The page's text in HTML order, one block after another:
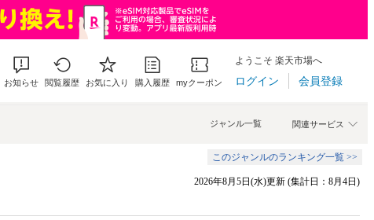
お知らせ 閲覧履歴 お気に入り 購入履歴 myクーポン
ようこそ 楽天市場へ
ログイン 会員登録
関連サービス
ジャンル一覧
このジャンルのランキング一覧 >>
2026年8月5日(水)更新 (集計日：8月4日)